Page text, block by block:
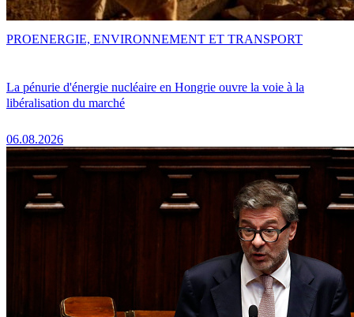
La pénurie d'énergie nucléaire en Hongrie ouvre la voie à la
libéralisation du marché
06.08.2026
PROENERGIE, ENVIRONNEMENT ET TRANSPORT